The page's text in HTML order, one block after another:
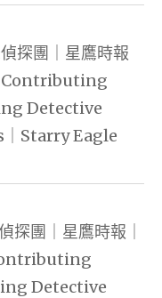
探團｜星鷹時報
Contributing
Detective
Starry Eagle
探團｜星鷹時報｜
Detective